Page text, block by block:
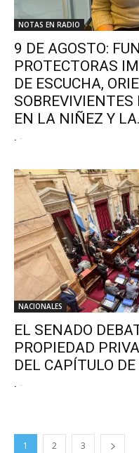
NOTAS EN RADIO
9 DE AGOSTO:
PROTECTORAS
DE ESCUCHA,
EN LA NIÑEZ Y
. -
NACIONALES
EL SENADO
PROPIEDAD
DEL CAPÍTULO
. -
1 2 3